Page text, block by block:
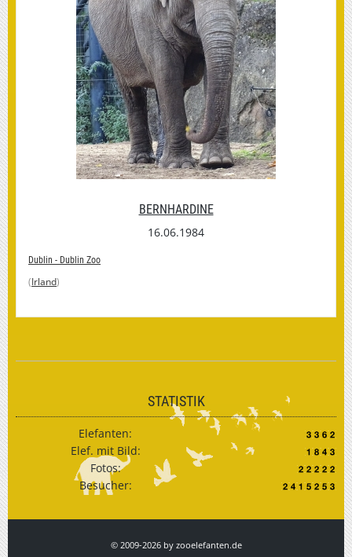
BERNHARDINE
16.06.1984
Dublin - Dublin Zoo
(Irland)
STATISTIK
Elefanten:
Elef. mit Bild:
Fotos:
Besucher:
© 2009-2026 by zooelefanten.de